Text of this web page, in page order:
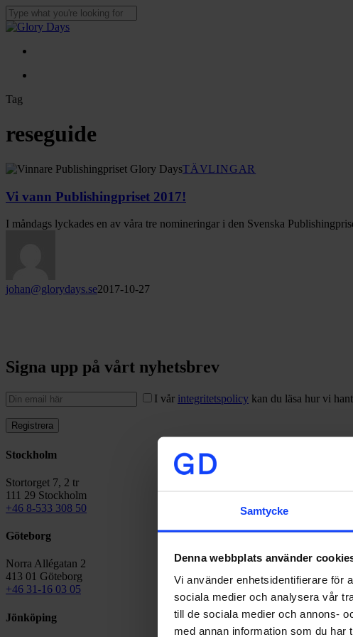
Samtycke
Denna webbplats använder
Vi använder enhetsidentifierare för
sociala medier och analysera vår
till de sociala medier och annons-
med annan information som du har
Skip
to
content
Close
Menu
Tag
reseguide
Vi
Publishingpriset
2017!
TÄVLINGAR
Vi vann Publishingpriset 2017!
I måndags lyckades en av våra tre nomineringar i den Svenska
johan@glorydays.se2017-10-27
Signa upp på vårt nyhetsbrev
I vår integritetspolicy kan du läsa hur vi
Stockholm
Stortorget 7, 2 tr
111 29 Stockholm
+46 8-533 308 50
Göteborg
Norra Allégatan 2
413 01 Göteborg
+46 31-16 03 05
Jönköping